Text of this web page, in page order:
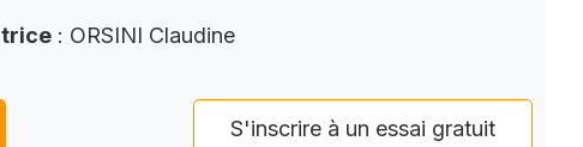
: ORSINI Claudine
S'inscrire à un essai gratuit